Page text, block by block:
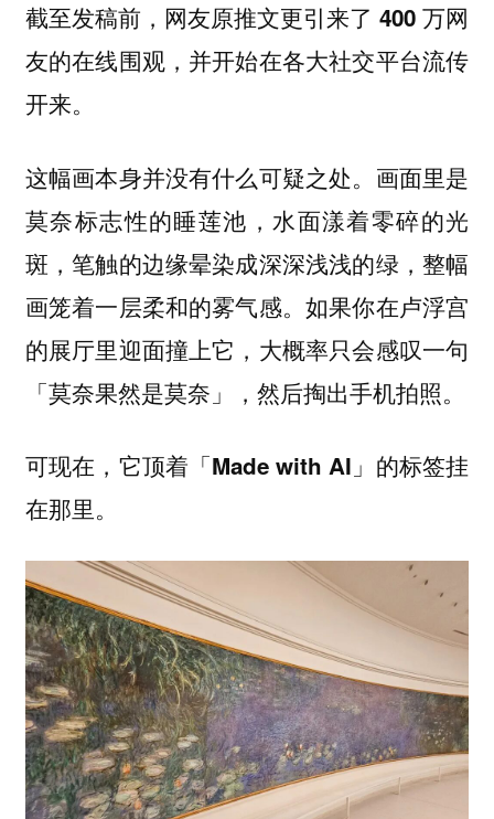
截至发稿前，网友原推文更引来了 400 万网
友的在线围观，并开始在各大社交平台流传
开来。
这幅画本身并没有什么可疑之处。画面里是
莫奈标志性的睡莲池，水面漾着零碎的光
斑，笔触的边缘晕染成深深浅浅的绿，整幅
画笼着一层柔和的雾气感。如果你在卢浮宫
的展厅里迎面撞上它，大概率只会感叹一句
「莫奈果然是莫奈」，然后掏出手机拍照。
可现在，它顶着「Made with AI」的标签挂
在那里。